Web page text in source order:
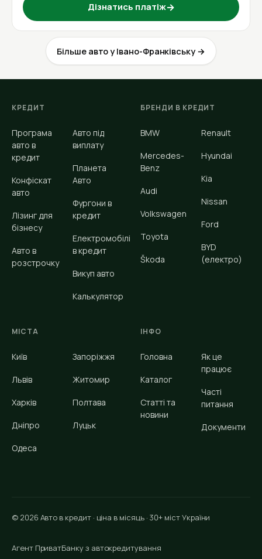
Дізнатись платіж→
Більше авто у Івано-Франківську →
КРЕДИТ
Програма
авто в
кредит
Конфіскат
авто
Лізинг для
бізнесу
Авто в
розстрочку
Авто під
виплату
Планета
Авто
Фургони в
кредит
Електромобілі
в кредит
Викуп авто
Калькулятор
БРЕНДИ В КРЕДИТ
BMW
Mercedes-
Benz
Audi
Volkswagen
Toyota
Škoda
Renault
Hyundai
Kia
Nissan
Ford
BYD
(електро)
МІСТА
Київ
Львів
Харків
Дніпро
Одеса
Запоріжжя
Житомир
Полтава
Луцьк
ІНФО
Головна
Каталог
Статті та
новини
Як це
працює
Часті
питання
Документи
© 2026 Авто в кредит · ціна в місяць · 30+ міст України
Агент ПриватБанку з автокредитування